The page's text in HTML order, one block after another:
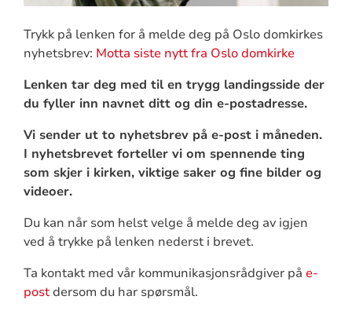
Trykk på lenken for å melde deg på Oslo domkirkes
nyhetsbrev: Motta siste nytt fra Oslo domkirke
Lenken tar deg med til en trygg landingsside der
du fyller inn navnet ditt og din e-postadresse.
Vi sender ut to nyhetsbrev på e-post i måneden.
I nyhetsbrevet forteller vi om spennende ting
som skjer i kirken, viktige saker og fine bilder og
videoer.
Du kan når som helst velge å melde deg av igjen
ved å trykke på lenken nederst i brevet.
Ta kontakt med vår kommunikasjonsrådgiver på e-
postdersom du har spørsmål.